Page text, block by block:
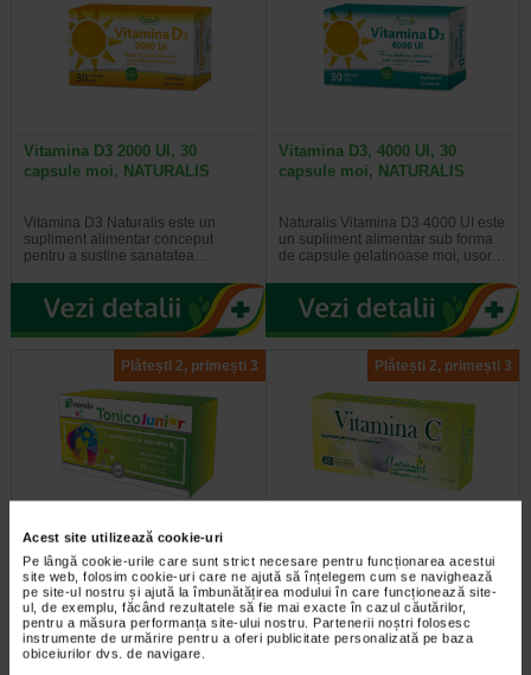
Acest site utilizează cookie-uri
Pe lângă cookie-urile care sunt strict necesare pentru funcționarea acestui
site web, folosim cookie-uri care ne ajută să înțelegem cum se navighează
pe site-ul nostru și ajută la îmbunătățirea modului în care funcționează site-
ul, de exemplu, făcând rezultatele să fie mai exacte în cazul căutărilor,
pentru a măsura performanța site-ului nostru. Partenerii noștri folosesc
instrumente de urmărire pentru a oferi publicitate personalizată pe baza
obiceiurilor dvs. de navigare.
Vitamina D3 2000 UI, 30
capsule moi, NATURALIS
Vitamina D3 Naturalis este un
supliment alimentar conceput
pentru a sustine sanatatea…
Vitamina D3, 4000 UI, 30
capsule moi, NATURALIS
Naturalis Vitamina D3 4000 UI este
un supliment alimentar sub forma
de capsule gelatinoase moi, usor…
Plătești 2, primești 3
Tonico junior 10 monodoze, 12
ml, Benesio
TONICO Junior este un supliment
alimentar cu indulcitor, special
conceput pentru copii, care…
Plătești 2, primești 3
masticabile, NATURALIS
Naturalis Vitamina C este un
supliment alimentar sub forma de
comprimate masticabile, usor de…